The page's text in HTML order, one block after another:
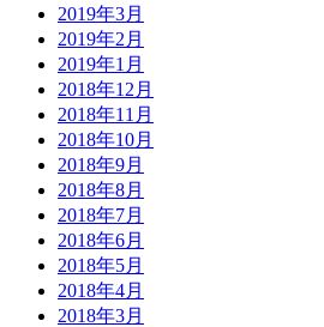
2019年3月
2019年2月
2019年1月
2018年12月
2018年11月
2018年10月
2018年9月
2018年8月
2018年7月
2018年6月
2018年5月
2018年4月
2018年3月